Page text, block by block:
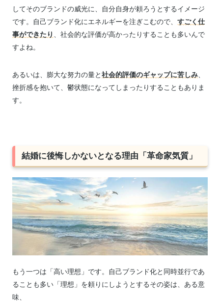
してそのブランドの威光に、自分自身が頼ろうとするイメージ
です。自己ブランド化にエネルギーを注ぎこむので、 すごく仕
事ができたり
、社会的な評価が高かったりすることも多いんで
すよね。
あるいは、膨大な努力の量と社会的評価のギャップに苦しみ
挫折感を抱いて、鬱状態になってしまったりすることもありま
す。
結婚に後悔しかないとなる理由「革命家気質」
もう一つは「高い理想」です。自己ブランド化と同時並行であ
ることも多い「理想」を頼りにしようとするその姿は、ある意
味、